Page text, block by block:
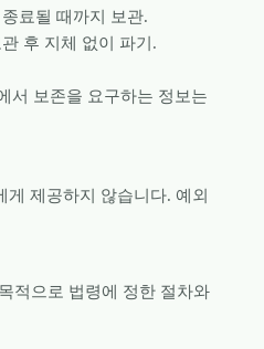
료될 때까지 보관.
후 지체 없이 파기.
서 보존을 요구하는 정보는
제공하지 않습니다. 예외
적으로 법령에 정한 절차와